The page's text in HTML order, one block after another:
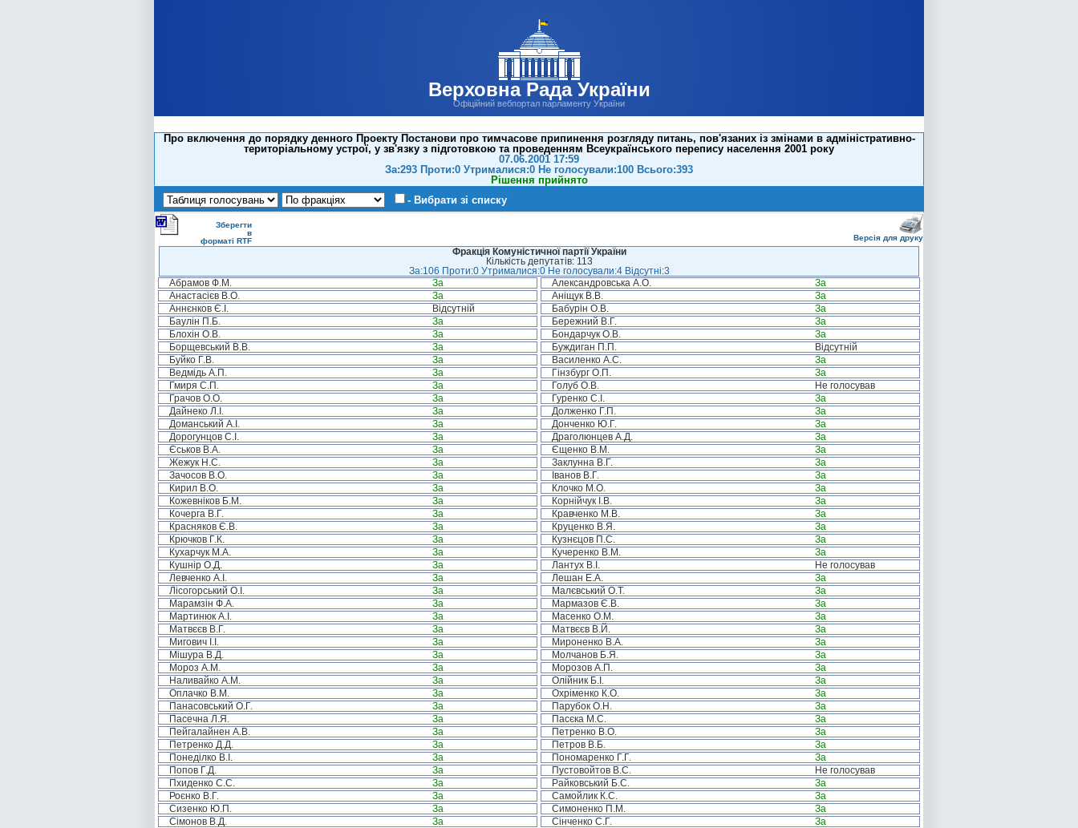
Верховна Рада України
Офіційний вебпортал парламенту України
Про включення до порядку денного Проекту Постанови про тимчасове припинення розгляду питань, пов'язаних із змінами в адміністративно-
територіальному устрої, у зв'язку з підготовкою та проведенням Всеукраїнського перепису населення 2001 року
07.06.2001 17:59
За:293 Проти:0 Утрималися:0 Не голосували:100 Всього:393
Рішення прийнято
- Вибрати зі списку
Зберегти
в
форматі RTF
Версія для друку
Фракція Комуністичної партії України
Кількість депутатів: 113
За:106 Проти:0 Утрималися:0 Не голосували:4 Відсутні:3
Абрамов Ф.М.
За Александровська А.О.
За
Анастасієв В.О.
За Аніщук В.В.
За
Аннєнков Є.І.
Відсутній Бабурін О.В.
За
Баулін П.Б.
За Бережний В.Г.
За
Блохін О.В.
За Бондарчук О.В.
За
Борщевський В.В.
За Буждиган П.П.
Відсутній
Буйко Г.В.
За Василенко А.С.
За
Ведмідь А.П.
За Гінзбург О.П.
За
Гмиря С.П.
За Голуб О.В.
Не голосував
Грачов О.О.
За Гуренко С.І.
За
Дайнеко Л.І.
За Долженко Г.П.
За
Доманський А.І.
За Донченко Ю.Г.
За
Дорогунцов С.І.
За Драголюнцев А.Д.
За
Єськов В.А.
За Єщенко В.М.
За
Жежук Н.С.
За Заклунна В.Г.
За
Зачосов В.О.
За Іванов В.Г.
За
Кирил В.О.
За Клочко М.О.
За
Кожевніков Б.М.
За Корнійчук І.В.
За
Кочерга В.Г.
За Кравченко М.В.
За
Красняков Є.В.
За Круценко В.Я.
За
Крючков Г.К.
За Кузнєцов П.С.
За
Кухарчук М.А.
За Кучеренко В.М.
За
Кушнір О.Д.
За Лантух В.І.
Не голосував
Левченко А.І.
За Лешан Е.А.
За
Лісогорський О.І.
За Малєвський О.Т.
За
Марамзін Ф.А.
За Мармазов Є.В.
За
Мартинюк А.І.
За Масенко О.М.
За
Матвєєв В.Г.
За Матвєєв В.Й.
За
Мигович І.І.
За Мироненко В.А.
За
Мішура В.Д.
За Молчанов Б.Я.
За
Мороз А.М.
За Морозов А.П.
За
Наливайко А.М.
За Олійник Б.І.
За
Оплачко В.М.
За Охріменко К.О.
За
Панасовський О.Г.
За Парубок О.Н.
За
Пасечна Л.Я.
За Пасєка М.С.
За
Пейгалайнен А.В.
За Петренко В.О.
За
Петренко Д.Д.
За Петров В.Б.
За
Понеділко В.І.
За Пономаренко Г.Г.
За
Попов Г.Д.
За Пустовойтов В.С.
Не голосував
Пхиденко С.С.
За Райковський Б.С.
За
Роєнко В.Г.
За Самойлик К.С.
За
Сизенко Ю.П.
За Симоненко П.М.
За
Сімонов В.Д.
За Сінченко С.Г.
За